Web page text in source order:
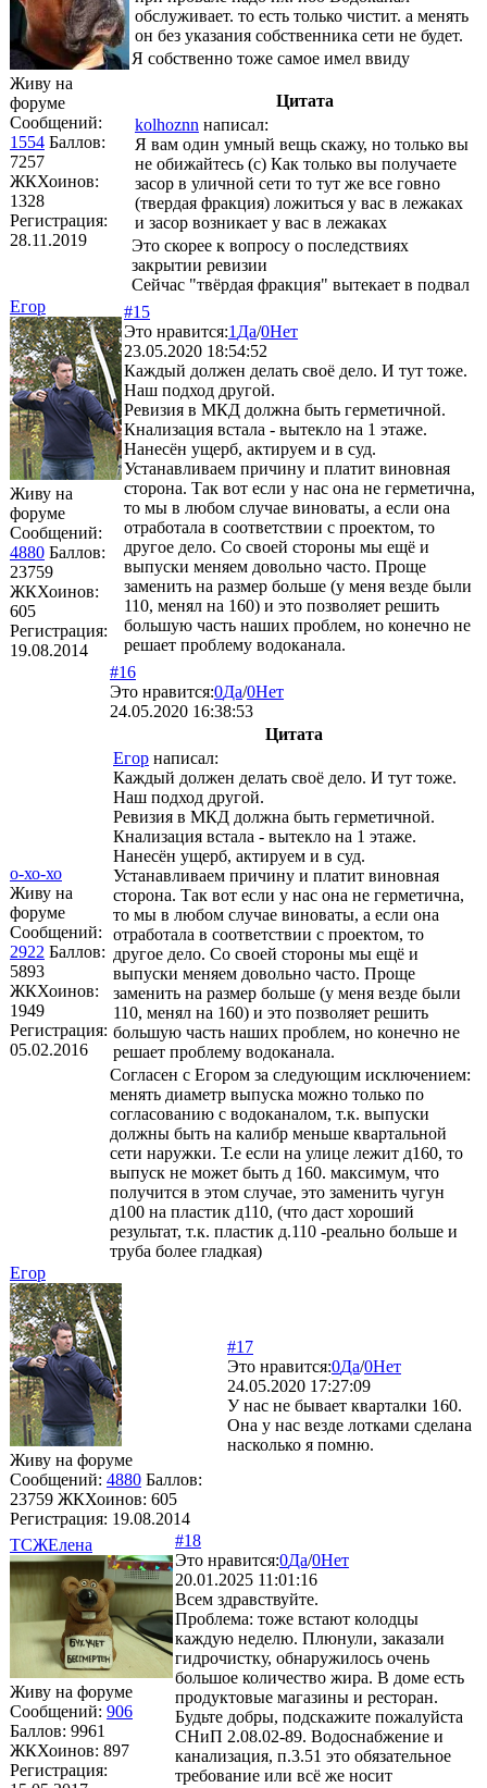
Живу на
форуме
Сообщений:
1554 Баллов:
7257
ЖКХоинов:
1328
Регистрация:
28.11.2019
обслуживает. то есть только чистит. а менять
он без указания собственника сети не будет.
Я собственно тоже самое имел ввиду
Цитата
kolhoznn написал:
Я вам один умный вещь скажу, но только вы
не обижайтесь (с) Как только вы получаете
засор в уличной сети то тут же все говно
(твердая фракция) ложиться у вас в лежаках
и засор возникает у вас в лежаках
Это скорее к вопросу о последствиях
закрытии ревизии
Сейчас "твёрдая фракция" вытекает в подвал
Егор
Живу на
форуме
Сообщений:
4880 Баллов:
23759
ЖКХоинов:
605
Регистрация:
19.08.2014
#15
Это нравится:1 Да/0Нет
23.05.2020 18:54:52
Каждый должен делать своё дело. И тут тоже.
Наш подход другой.
Ревизия в МКД должна быть герметичной.
Кнализация встала - вытекло на 1 этаже.
Нанесён ущерб, актируем и в суд.
Устанавливаем причину и платит виновная
сторона. Так вот если у нас она не герметична,
то мы в любом случае виноваты, а если она
отработала в соответствии с проектом, то
другое дело. Со своей стороны мы ещё и
выпуски меняем довольно часто. Проще
заменить на размер больше (у меня везде были
110, менял на 160) и это позволяет решить
большую часть наших проблем, но конечно не
решает проблему водоканала.
о-хо-хо
Живу на
форуме
Сообщений:
2922 Баллов:
5893
ЖКХоинов:
1949
Регистрация:
05.02.2016
#16
Это нравится:0Да/0Нет
24.05.2020 16:38:53
Цитата
Егор написал:
Каждый должен делать своё дело. И тут тоже.
Наш подход другой.
Ревизия в МКД должна быть герметичной.
Кнализация встала - вытекло на 1 этаже.
Нанесён ущерб, актируем и в суд.
Устанавливаем причину и платит виновная
сторона. Так вот если у нас она не герметична,
то мы в любом случае виноваты, а если она
отработала в соответствии с проектом, то
другое дело. Со своей стороны мы ещё и
выпуски меняем довольно часто. Проще
заменить на размер больше (у меня везде были
110, менял на 160) и это позволяет решить
большую часть наших проблем, но конечно не
решает проблему водоканала.
Согласен с Егором за следующим исключением:
менять диаметр выпуска можно только по
согласованию с водоканалом, т.к. выпуски
должны быть на калибр меньше квартальной
сети наружки. Т.е если на улице лежит д160, то
выпуск не может быть д 160. максимум, что
получится в этом случае, это заменить чугун
д100 на пластик д110, (что даст хороший
результат, т.к. пластик д.110 -реально больше и
труба более гладкая)
Егор
Живу на форуме
Сообщений: 4880 Баллов:
23759 ЖКХоинов: 605
Регистрация: 19.08.2014
#17
Это нравится:0Да/0Нет
24.05.2020 17:27:09
У нас не бывает кварталки 160.
Она у нас везде лотками сделана
насколько я помню.
ТСЖЕлена
Живу на форуме
Сообщений: 906
Баллов: 9961
ЖКХоинов: 897
Регистрация:
#18
Это нравится:0Да/0Нет
20.01.2025 11:01:16
Всем здравствуйте.
Проблема: тоже встают колодцы
каждую неделю. Плюнули, заказали
гидрочистку, обнаружилось очень
большое количество жира. В доме есть
продуктовые магазины и ресторан.
Будьте добры, подскажите пожалуйста
СНиП 2.08.02-89. Водоснабжение и
канализация, п.3.51 это обязательное
требование или всё же носит